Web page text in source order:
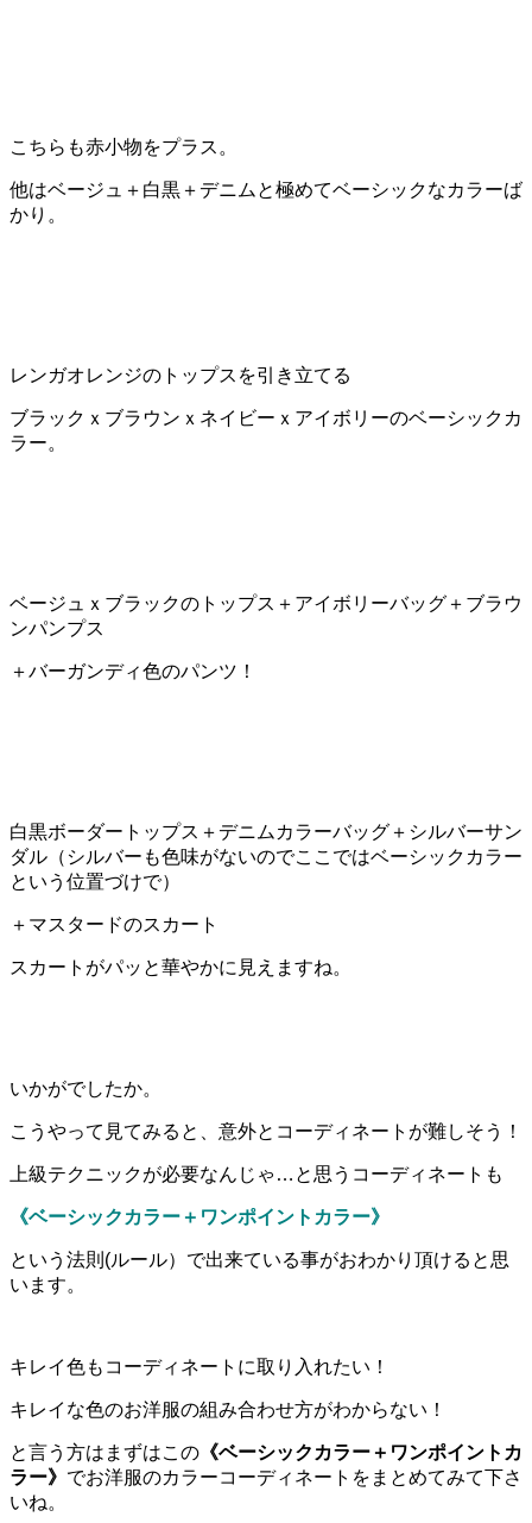
こちらも赤小物をプラス。
他はベージュ＋白黒＋デニムと極めてベーシックなカラーば
かり。
レンガオレンジのトップスを引き立てる
ブラックｘブラウンｘネイビーｘアイボリーのベーシックカ
ラー。
ベージュｘブラックのトップス＋アイボリーバッグ＋ブラウ
ンパンプス
＋バーガンディ色のパンツ！
白黒ボーダートップス＋デニムカラーバッグ＋シルバーサン
ダル（シルバーも色味がないのでここではベーシックカラー
という位置づけで）
＋マスタードのスカート
スカートがパッと華やかに見えますね。
いかがでしたか。
こうやって見てみると、意外とコーディネートが難しそう！
上級テクニックが必要なんじゃ…と思うコーディネートも
《ベーシックカラー＋ワンポイントカラー》
という法則(ルール）で出来ている事がおわかり頂けると思
います。
キレイ色もコーディネートに取り入れたい！
キレイな色のお洋服の組み合わせ方がわからない！
と言う方はまずはこの 《ベーシックカラー＋ワンポイントカ
ラー》 でお洋服のカラーコーディネートをまとめてみて下さ
いね。